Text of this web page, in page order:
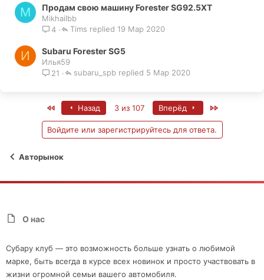
M Продам свою машину Forester SG92.5XT
Mikhailbb
4
19 Мар 2020
Tims
И Subaru Forester SG5
Илья59
21
5 Мар 2020
subaru_spb
First Назад 3 из 107 Вперёд Last
Войдите или зарегистрируйтесь для ответа.
Авторынок
О нас
Субару клуб — это возможность больше узнать о любимой
марке, быть всегда в курсе всех новинок и просто участвовать в
жизни огромной семьи вашего автомобиля.